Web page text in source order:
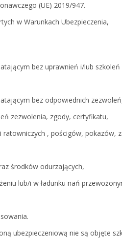
(UE) 2019/947.
w Warunkach Ubezpieczenia,
bez uprawnień i/lub szkoleń
bez odpowiednich
zezwolenia, zgody, certyfikatu,
, pościgów, pokazów,
środków odurzających,
lub/i w ładunku nań
ubezpieczeniową nie są objęte